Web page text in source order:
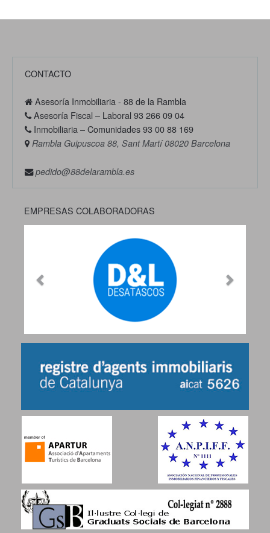
CONTACTO
Asesoría Inmobiliaria - 88 de la Rambla
Asesoría Fiscal – Laboral 93 266 09 04
Inmobiliaria – Comunidades 93 00 88 169
Rambla Guipuscoa 88, Sant Martí 08020 Barcelona
pedido@88delarambla.es
EMPRESAS COLABORADORAS